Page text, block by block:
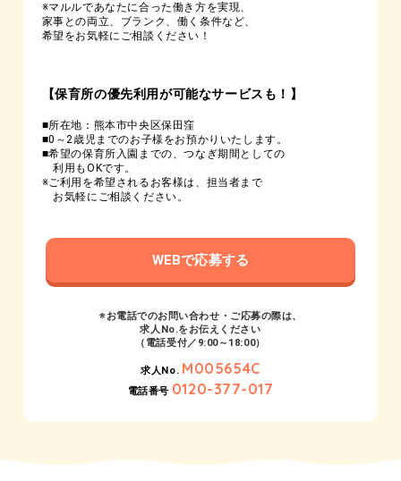
※マルルであなたに合った働き方を実現、
家事との両立、ブランク、働く条件など、
希望をお気軽にご相談ください！
【保育所の優先利用が可能なサービスも！】
■所在地：熊本市中央区保田窪
■0～2歳児までのお子様をお預かりいたします。
■希望の保育所入園までの、つなぎ期間としての
利用もOKです。
※ご利用を希望されるお客様は、担当者まで
お気軽にご相談ください。
WEBで応募する
※お電話でのお問い合わせ・ご応募の際は、
求人No.をお伝えください
（電話受付／9:00～18:00）
求人No. M005654C
電話番号 0120-377-017